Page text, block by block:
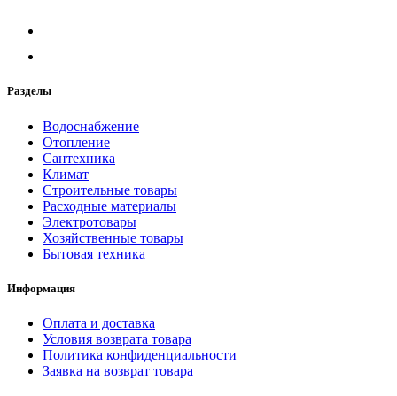
Разделы
Водоснабжение
Отопление
Сантехника
Климат
Строительные товары
Расходные материалы
Электротовары
Хозяйственные товары
Бытовая техника
Информация
Оплата и доставка
Условия возврата товара
Политика конфиденциальности
Заявка на возврат товара